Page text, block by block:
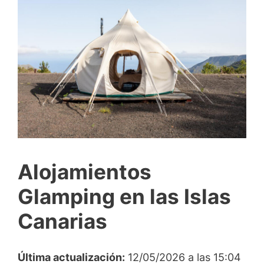
Alojamientos
Glamping en las Islas
Canarias
Última actualización: 12/05/2026 a las 15:04